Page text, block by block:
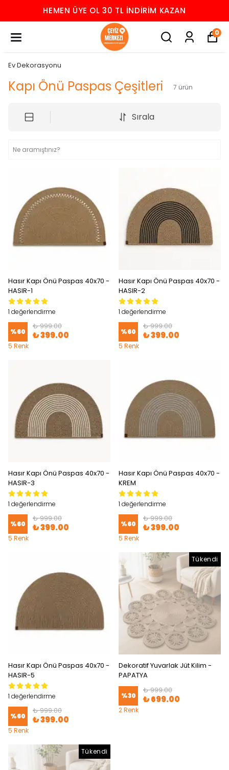
HEMEN ÜYE OL 30 TL İNDIRIM KAZAN
0
Ev Dekorasyonu
Kapı Önü Paspas Çeşitleri 7 ürün
Sırala
Hasır Kapı Önü Paspas 40x70 -
HASIR-1
1 değerlendirme
%60
₺ 999.00
₺ 399.00
5 Renk
Hasır Kapı Önü Paspas 40x70 -
HASIR-2
1 değerlendirme
%60
₺ 999.00
₺ 399.00
5 Renk
Hasır Kapı Önü Paspas 40x70 -
HASIR-3
1 değerlendirme
%60
₺ 999.00
₺ 399.00
5 Renk
Hasır Kapı Önü Paspas 40x70 -
KREM
1 değerlendirme
%60
₺ 999.00
₺ 399.00
5 Renk
Hasır Kapı Önü Paspas 40x70 -
HASIR-5
1 değerlendirme
%60
₺ 999.00
₺ 399.00
5 Renk
Tükendi
Dekoratif Yuvarlak Jüt Kilim -
PAPATYA
%30
₺ 999.00
₺ 699.00
2 Renk
Tükendi